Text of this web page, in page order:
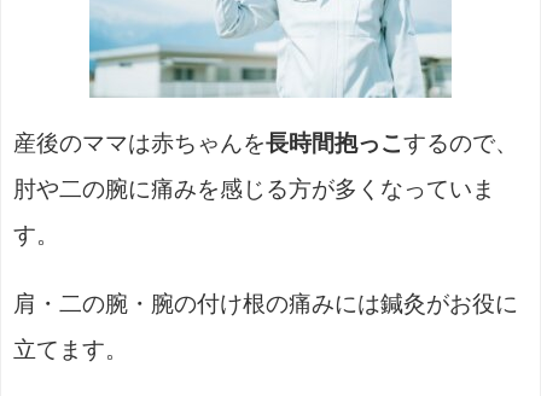
産後のママは赤ちゃんを長時間抱っこ するので、
肘や二の腕に痛みを感じる方が多くなっていま
す。
肩・二の腕・腕の付け根の痛みには鍼灸がお役に
立てます。